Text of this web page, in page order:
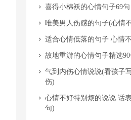
​喜得小棉袄的心情句子69句
唯美男人伤感的句子(心情
适合心情低落的句子 心情
故地重游的心情句子精选90
气到内伤心情说说(看孩子
伤)
心情不好特别烦的说说 话
句)